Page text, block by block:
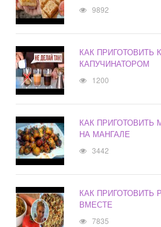
9892
КАК ПРИГОТОВИТЬ
КАПУЧИНАТОРОМ
1200
КАК ПРИГОТОВИТЬ
НА МАНГАЛЕ
3442
КАК ПРИГОТОВИТЬ
ВМЕСТЕ
7835